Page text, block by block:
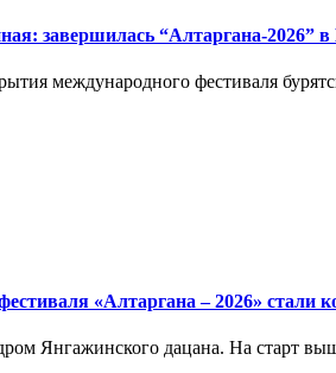
завершилась “Алтаргана-2026”
международного фестиваля
«Алтаргана – 2026» стали
Янгажинского дацана. На старт